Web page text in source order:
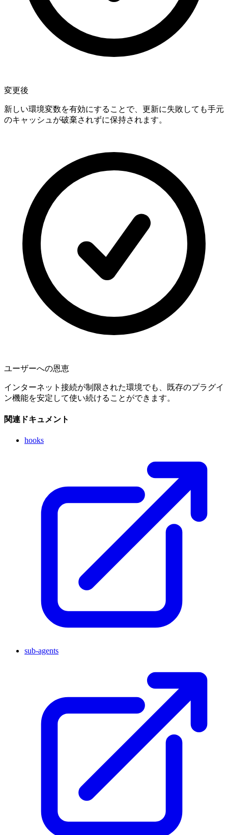
変更後
新しい環境変数を有効にすることで、更新に失敗しても手元
のキャッシュが破棄されずに保持されます。
ユーザーへの恩恵
インターネット接続が制限された環境でも、既存のプラグイ
ン機能を安定して使い続けることができます。
関連ドキュメント
hooks
sub-agents